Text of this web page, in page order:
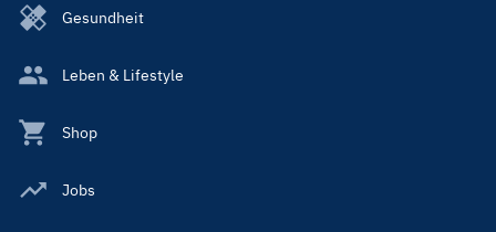
Gesundheit
Leben & Lifestyle
Shop
Jobs